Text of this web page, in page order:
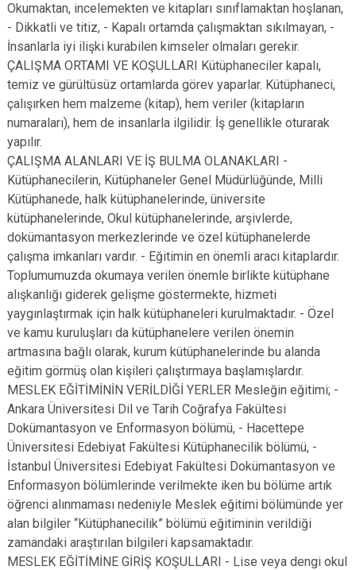
Okumaktan, incelemekten ve kitapları sınıflamaktan hoşlanan,
- Dikkatli ve titiz, - Kapalı ortamda çalışmaktan sıkılmayan, -
İnsanlarla iyi ilişki kurabilen kimseler olmaları gerekir.
ÇALIŞMA ORTAMI VE KOŞULLARI Kütüphaneciler kapalı,
temiz ve gürültüsüz ortamlarda görev yaparlar. Kütüphaneci,
çalışırken hem malzeme (kitap), hem veriler (kitapların
numaraları), hem de insanlarla ilgilidir. İş genellikle oturarak
yapılır.
ÇALIŞMA ALANLARI VE İŞ BULMA OLANAKLARI -
Kütüphanecilerin, Kütüphaneler Genel Müdürlüğünde, Milli
Kütüphanede, halk kütüphanelerinde, üniversite
kütüphanelerinde, Okul kütüphanelerinde, arşivlerde,
dokümantasyon merkezlerinde ve özel kütüphanelerde
çalışma imkanları vardır. - Eğitimin en önemli aracı kitaplardır.
Toplumumuzda okumaya verilen önemle birlikte kütüphane
alışkanlığı giderek gelişme göstermekte, hizmeti
yaygınlaştırmak için halk kütüphaneleri kurulmaktadır. - Özel
ve kamu kuruluşları da kütüphanelere verilen önemin
artmasına bağlı olarak, kurum kütüphanelerinde bu alanda
eğitim görmüş olan kişileri çalıştırmaya başlamışlardır.
MESLEK EĞİTİMİNİN VERİLDİĞİ YERLER Mesleğin eğitimi; -
Ankara Üniversitesi Dil ve Tarih Coğrafya Fakültesi
Dokümantasyon ve Enformasyon bölümü, - Hacettepe
Üniversitesi Edebiyat Fakültesi Kütüphanecilik bölümü, -
İstanbul Üniversitesi Edebiyat Fakültesi Dokümantasyon ve
Enformasyon bölümlerinde verilmekte iken bu bölüme artık
öğrenci alınmaması nedeniyle Meslek eğitimi bölümünde yer
alan bilgiler “Kütüphanecilik” bölümü eğitiminin verildiği
zamandaki araştırılan bilgileri kapsamaktadır.
MESLEK EĞİTİMİNE GİRİŞ KOŞULLARI - Lise veya dengi okul